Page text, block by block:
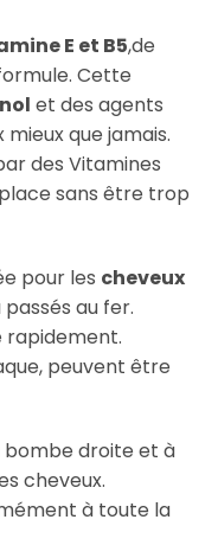
E et B5,de
Cette
et des agents
que jamais.
des Vitamines
sans être trop
pour les cheveux
passés au fer.
rapidement.
peuvent être
bombe droite et à
cheveux.
à toute la